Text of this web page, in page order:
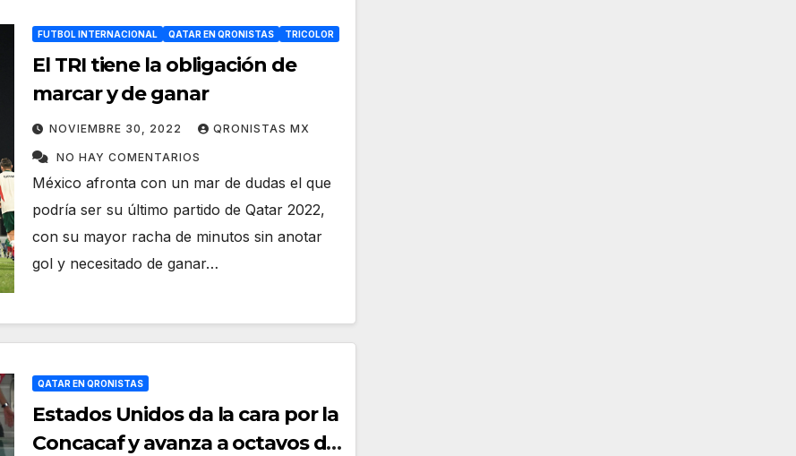
FUTBOL INTERNACIONAL QATAR EN QRONISTAS TRICOLOR
El TRI tiene la obligación de
marcar y de ganar
NOVIEMBRE 30, 2022 QRONISTAS MX
NO HAY COMENTARIOS
México afronta con un mar de dudas el que
podría ser su último partido de Qatar 2022,
con su mayor racha de minutos sin anotar
gol y necesitado de ganar…
QATAR EN QRONISTAS
Estados Unidos da la cara por la
Concacaf y avanza a octavos de